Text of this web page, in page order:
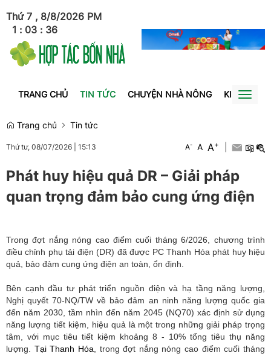
Thứ 7 , 8/8/2026
1 : 03 : 36
PM
TRANG CHỦ TIN TỨC CHUYỆN NHÀ NÔNG KINH TẾToggle
Trang chủ
Tin tức
Thứ tư, 08/07/2026 15:13 A- A A+
Phát huy hiệu quả DR – Giải pháp
quan trọng đảm bảo cung ứng điện
Trong đợt nắng nóng cao điểm cuối tháng 6/2026, chương trình
điều chỉnh phụ tải điện (DR) đã được PC Thanh Hóa phát huy hiệu
quả, bảo đảm cung ứng điện an toàn, ổn định.
Bên cạnh đầu tư phát triển nguồn điện và hạ tầng năng lượng,
Nghị quyết 70-NQ/TW về bảo đảm an ninh năng lượng quốc gia
đến năm 2030, tầm nhìn đến năm 2045 (NQ70) xác định sử dụng
năng lượng tiết kiệm, hiệu quả là một trong những giải pháp trọng
tâm, với mục tiêu tiết kiệm khoảng 8 - 10% tổng tiêu thụ năng
lượng. Tại Thanh Hóa , trong đợt nắng nóng cao điểm cuối tháng